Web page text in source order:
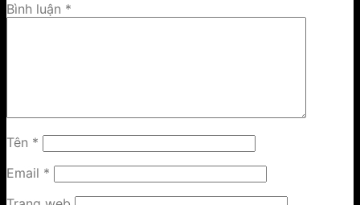
Bình luận *
Tên *
Email *